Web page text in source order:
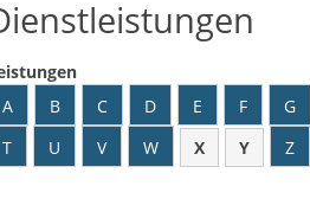
A
B C D E F G
T
U V W X Y Z